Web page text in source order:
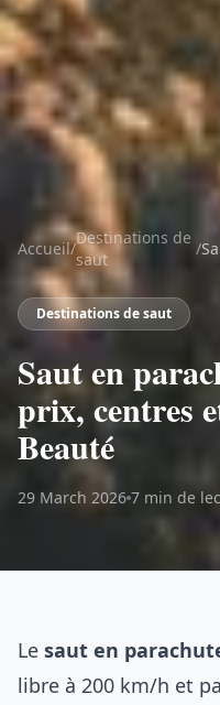
Accueil/
Destinations de
saut
/
Destinations de saut
Saut en
prix, centres
Beauté
29 March 2026 7 min de
Le saut en
libre à 200 km/h et